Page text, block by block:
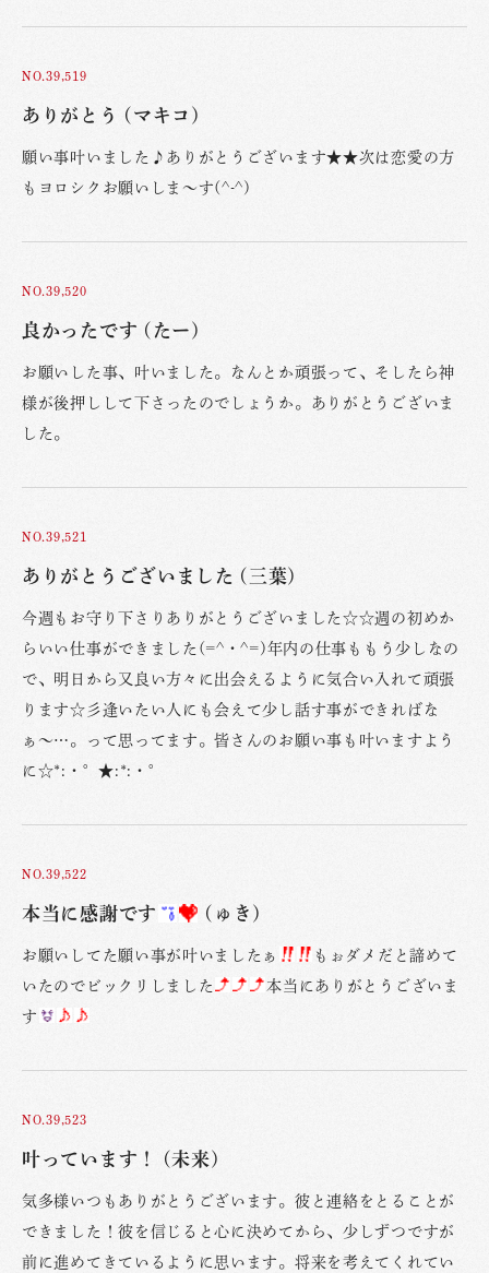
NO.39,519
ありがとう (マキコ)
願い事叶いました♪ありがとうございます★★次は恋愛の方
もヨロシクお願いしま〜す(^-^)
NO.39,520
良かったです (たー)
お願いした事、叶いました。なんとか頑張って、そしたら神
様が後押しして下さったのでしょうか。ありがとうございま
した。
NO.39,521
ありがとうございました (三葉)
今週もお守り下さりありがとうございました☆☆週の初めか
らいい仕事ができました(=^・^=)年内の仕事ももう少しなの
で、明日から又良い方々に出会えるように気合い入れて頑張
ります☆彡逢いたい人にも会えて少し話す事ができればな
ぁ〜…。って思ってます。皆さんのお願い事も叶いますよう
に☆*:・°★:*:・°
NO.39,522
本当に感謝です (ゅき)
お願いしてた願い事が叶いましたぁ
もぉダメだと諦めて
いたのでビックリしました
本当にありがとうございま
す
NO.39,523
叶っています！ (未来)
気多様いつもありがとうございます。彼と連絡をとることが
できました！彼を信じると心に決めてから、少しずつですが
前に進めてきているように思います。将来を考えてくれてい